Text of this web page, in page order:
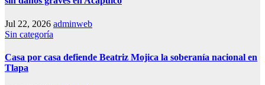
Jul 22, 2026 adminweb
Sin categoría
Casa por casa defiende Beatriz Mojica la soberanía nacional en
Tlapa